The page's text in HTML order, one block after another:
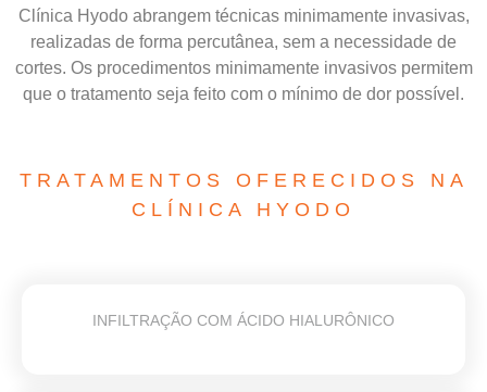
Clínica Hyodo abrangem técnicas minimamente invasivas,
realizadas de forma percutânea, sem a necessidade de
cortes. Os procedimentos minimamente invasivos permitem
que o tratamento seja feito com o mínimo de dor possível.
TRATAMENTOS OFERECIDOS NA
CLÍNICA HYODO
INFILTRAÇÃO COM ÁCIDO HIALURÔNICO